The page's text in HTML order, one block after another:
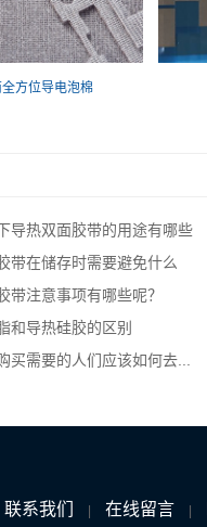
方位导电泡棉
导热双面胶带的用途有哪些
带在储存时需要避免什么
带注意事项有哪些呢？
和导热硅胶的区别
买需要的人们应该如何去...
联系我们 | 在线留言 |